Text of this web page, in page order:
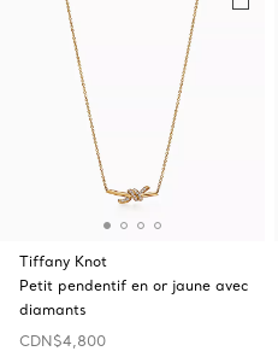
Tiffany Knot
Petit pendentif en or jaune avec
diamants
CDN$4,800